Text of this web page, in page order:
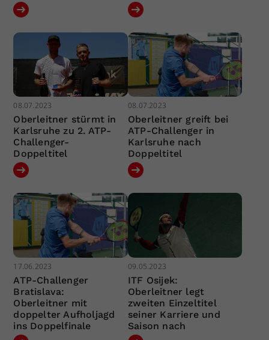
08.07.2023
Oberleitner stürmt in
Karlsruhe zu 2. ATP-
Challenger-
Doppeltitel
08.07.2023
Oberleitner greift bei
ATP-Challenger in
Karlsruhe nach
Doppeltitel
17.06.2023
ATP-Challenger
Bratislava:
Oberleitner mit
doppelter Aufholjagd
ins Doppelfinale
09.05.2023
ITF Osijek:
Oberleitner legt
zweiten Einzeltitel
seiner Karriere und
Saison nach